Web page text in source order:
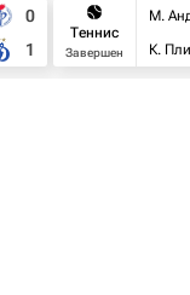
0
1
Теннис
Завершен
М.
К.